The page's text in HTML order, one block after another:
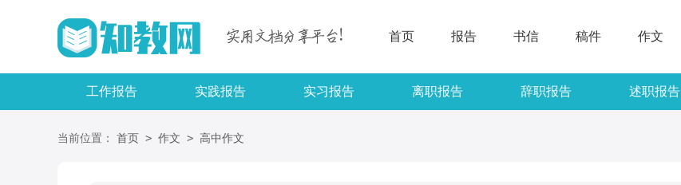
首页 报告 书信 稿件 作文
工作报告 实践报告 实习报告 离职报告 辞职报告 述职报告
当前位置： 首页 > 作文 > 高中作文